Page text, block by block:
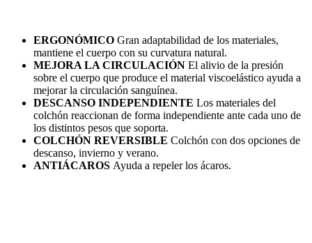
ERGONÓMICO Gran adaptabilidad de los materiales,
mantiene el cuerpo con su curvatura natural.
MEJORA LA CIRCULACIÓN El alivio de la presión
sobre el cuerpo que produce el material viscoelástico ayuda a
mejorar la circulación sanguínea.
DESCANSO INDEPENDIENTE Los materiales del
colchón reaccionan de forma independiente ante cada uno de
los distintos pesos que soporta.
COLCHÓN REVERSIBLE Colchón con dos opciones de
descanso, invierno y verano.
ANTIÁCAROS Ayuda a repeler los ácaros.